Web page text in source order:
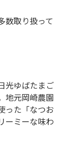
数取り扱って
光ゆばたまご
地元岡崎農園
った「なつお
ーミーな味わ